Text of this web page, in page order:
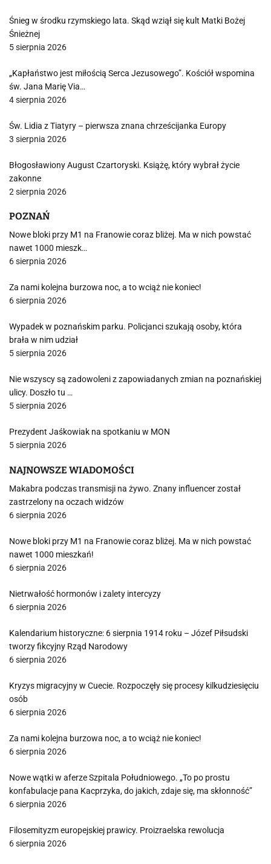
Śnieg w środku rzymskiego lata. Skąd wziął się kult Matki Bożej
Śnieżnej
5 sierpnia 2026
„Kapłaństwo jest miłością Serca Jezusowego”. Kościół wspomina
św. Jana Marię Via…
4 sierpnia 2026
Św. Lidia z Tiatyry – pierwsza znana chrześcijanka Europy
3 sierpnia 2026
Błogosławiony August Czartoryski. Książę, który wybrał życie
zakonne
2 sierpnia 2026
POZNAŃ
Nowe bloki przy M1 na Franowie coraz bliżej. Ma w nich powstać
nawet 1000 mieszk…
6 sierpnia 2026
Za nami kolejna burzowa noc, a to wciąż nie koniec!
6 sierpnia 2026
Wypadek w poznańskim parku. Policjanci szukają osoby, która
brała w nim udział
5 sierpnia 2026
Nie wszyscy są zadowoleni z zapowiadanych zmian na poznańskiej
ulicy. Doszło tu …
5 sierpnia 2026
Prezydent Jaśkowiak na spotkaniu w MON
5 sierpnia 2026
NAJNOWSZE WIADOMOŚCI
Makabra podczas transmisji na żywo. Znany influencer został
zastrzelony na oczach widzów
6 sierpnia 2026
Nowe bloki przy M1 na Franowie coraz bliżej. Ma w nich powstać
nawet 1000 mieszkań!
6 sierpnia 2026
Nietrwałość hormonów i zalety intercyzy
6 sierpnia 2026
Kalendarium historyczne: 6 sierpnia 1914 roku – Józef Piłsudski
tworzy fikcyjny Rząd Narodowy
6 sierpnia 2026
Kryzys migracyjny w Cuecie. Rozpoczęły się procesy kilkudziesięciu
osób
6 sierpnia 2026
Za nami kolejna burzowa noc, a to wciąż nie koniec!
6 sierpnia 2026
Nowe wątki w aferze Szpitala Południowego. „To po prostu
konfabulacje pana Kacprzyka, do jakich, zdaje się, ma skłonność”
6 sierpnia 2026
Filosemityzm europejskiej prawicy. Proizraelska rewolucja
6 sierpnia 2026